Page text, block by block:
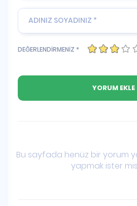
DEĞERLENDİRMENİZ *
Bu sayfada henüz bir yorum
yapmak ister